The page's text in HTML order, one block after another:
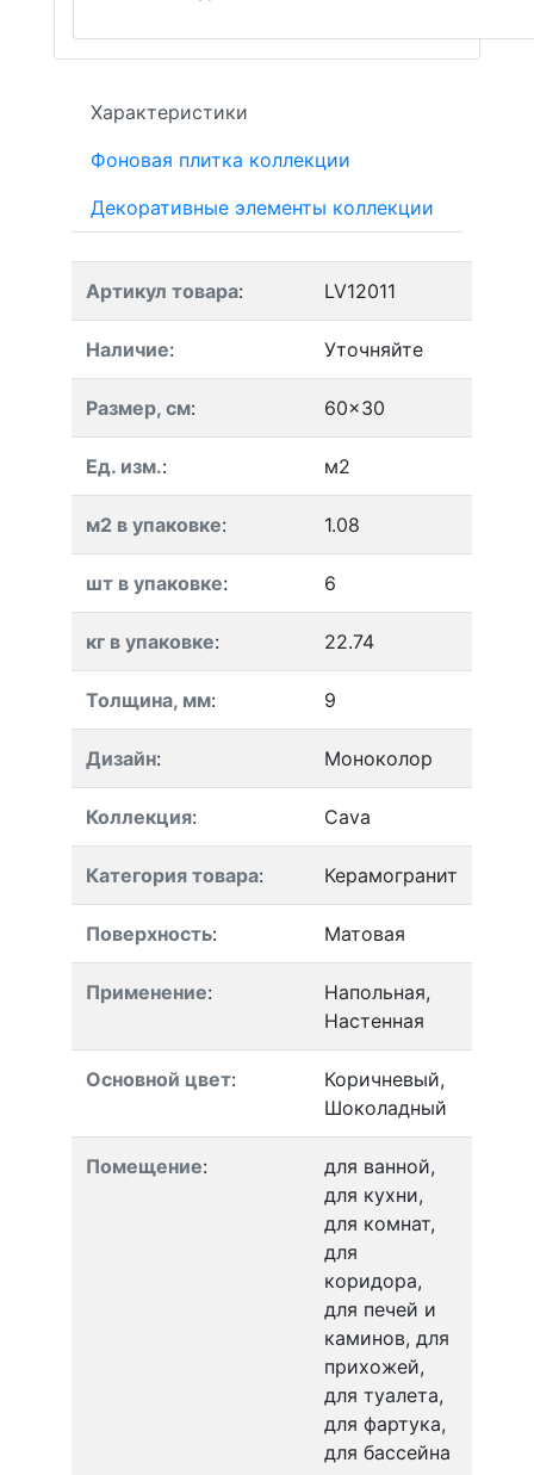
Характеристики
Фоновая плитка коллекции
Декоративные элементы коллекции
Артикул товара: LV12011
Наличие: Уточняйте
Размер, см: 60x30
Ед. изм.: м2
м2 в упаковке: 1.08
шт в упаковке: 6
кг в упаковке: 22.74
Толщина, мм: 9
Дизайн: Моноколор
Коллекция: Cava
Категория товара: Керамогранит
Поверхность: Матовая
Применение:
Напольная,
Настенная
Основной цвет:
Коричневый,
Шоколадный
Помещение:
для ванной,
для кухни,
для комнат,
для
коридора,
для печей и
каминов, для
прихожей,
для туалета,
для фартука,
для бассейна